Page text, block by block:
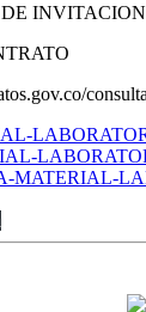
MATERIAL-